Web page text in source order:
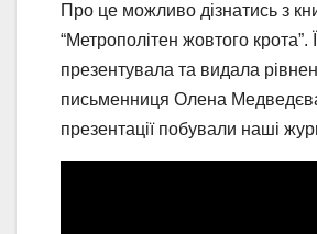
Про це можливо дізнатись з
“Метрополітен жовтого крота”.
презентувала та видала
письменниця Олена
презентації побували наші